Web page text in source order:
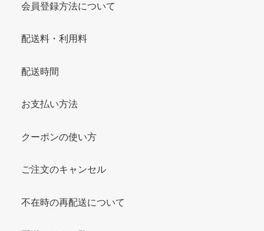
会員登録方法について
配送料・利用料
配送時間
お支払い方法
クーポンの使い方
ご注文のキャンセル
不在時の再配送について